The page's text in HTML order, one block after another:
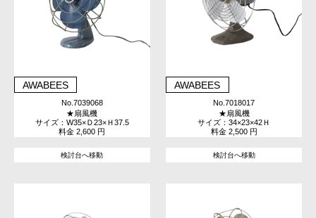
AWABEES
No.7039068
★扇風機
サイズ：W35×Ｄ23×Ｈ37.5
料金 2,600 円
検討台へ移動
AWABEES
No.7018017
★扇風機
サイズ：34×23×42Ｈ
料金 2,500 円
検討台へ移動